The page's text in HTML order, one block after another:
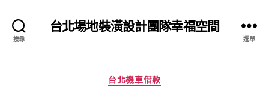
搜尋
台北場地裝潢設計團隊幸福空間
選單
分
台北機車借款